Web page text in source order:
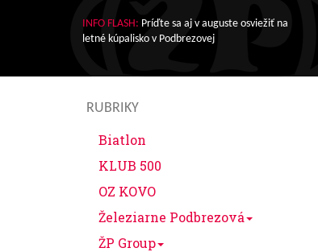
INFO FLASH: Príďte sa aj v auguste osviežiť na
letné kúpalisko v Podbrezovej
RUBRIKY
Biatlon
KLUB 500
OZ KOVO
Železiarne Podbrezová
ŽP Group